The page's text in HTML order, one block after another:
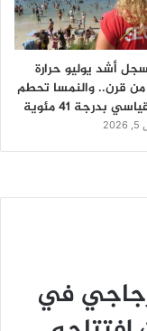
أشد يوليو حرارة
من قرن.. والنمسا تحطم
بدرجة 41 مئوية